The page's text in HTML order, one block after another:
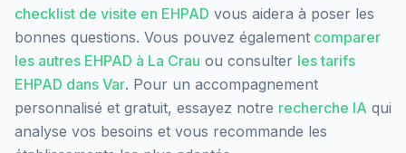
checklist de visite en EHPAD vous aidera à poser les
bonnes questions. Vous pouvez également comparer
les autres EHPAD à La Crau ou consulter les tarifs
EHPAD dans Var. Pour un accompagnement
personnalisé et gratuit, essayez notre recherche IA qui
analyse vos besoins et vous recommande les